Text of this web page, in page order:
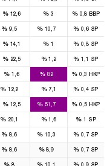
%12,6 % 3 %0,8BBP
% 9,5 % 10,7 % 0,6 SP
%14,1 % 1 % 0,8 SP
%22,5 %1,2 % 1,1 SP
% 1,6 % 82 % 0,3 HKP
%12,2 %7,1 % 0,4 SP
%12,5 % 51,7 % 0,5 HKP
%20,1 %1,6 %1 SP
% 8,6 % 10,3 % 0,7 SP
% 8,6 %8,9 % 0,7 SP
% 8 % 10,1 % 0,9 SP